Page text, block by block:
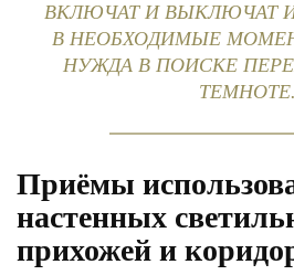
ВКЛЮЧАТ И
В НЕОБХОДИМЫЕ
НУЖДА В ПОИСКЕ
ТЕМНОТЕ.
Приёмы
настенных
прихожей и